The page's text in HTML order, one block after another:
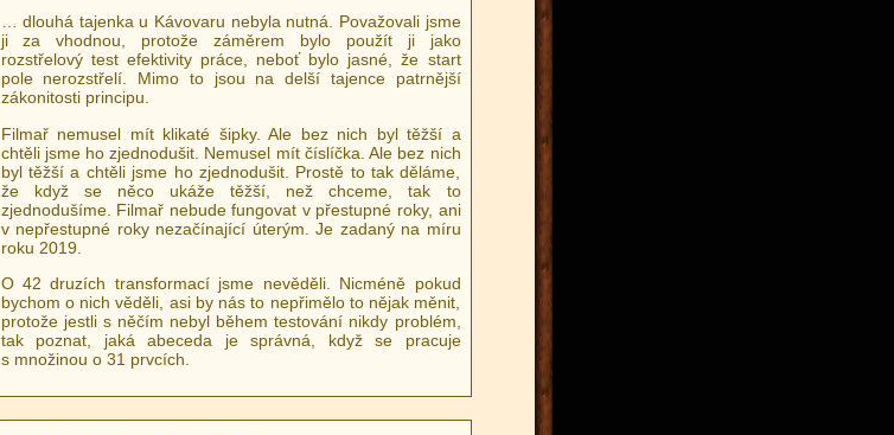
… dlouhá tajenka u Kávovaru nebyla nutná. Považovali jsme
ji za vhodnou, protože záměrem bylo použít ji jako
rozstřelový test efektivity práce, neboť bylo jasné, že start
pole nerozstřelí. Mimo to jsou na delší tajence patrnější
zákonitosti principu.
Filmař nemusel mít klikaté šipky. Ale bez nich byl těžší a
chtěli jsme ho zjednodušit. Nemusel mít číslíčka. Ale bez nich
byl těžší a chtěli jsme ho zjednodušit. Prostě to tak děláme,
že když se něco ukáže těžší, než chceme, tak to
zjednodušíme. Filmař nebude fungovat v přestupné roky, ani
v nepřestupné roky nezačínající úterým. Je zadaný na míru
roku 2019.
O 42 druzích transformací jsme nevěděli. Nicméně pokud
bychom o nich věděli, asi by nás to nepřimělo to nějak měnit,
protože jestli s něčím nebyl během testování nikdy problém,
tak poznat, jaká abeceda je správná, když se pracuje
s množinou o 31 prvcích.